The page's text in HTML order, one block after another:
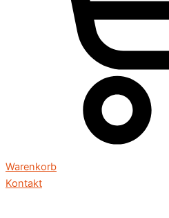
Warenkorb
Kontakt